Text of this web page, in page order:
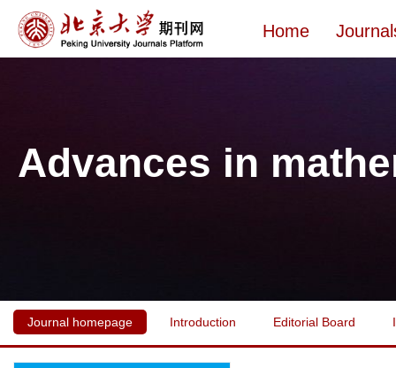
Home
Advances in
Journal homepage Introduction Editorial Board